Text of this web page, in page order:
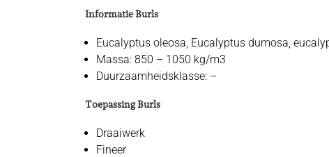
Informatie Burls
Eucalyptus oleosa, Eucalyptus dumosa,
Massa: 850 – 1050 kg/m3
Duurzaamheidsklasse: –
Toepassing Burls
Draaiwerk
Fineer